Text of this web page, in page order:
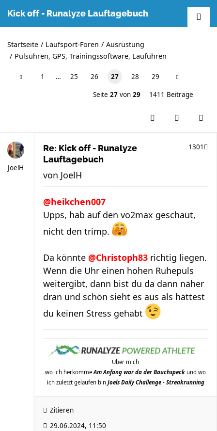
Kick off - Runalyze Lauftagebuch
Startseite Laufsport-Foren
Ausrüstung
Pulsuhren, GPS, Trainingssoftware, Laufuhren
1 … 25 26 27 28 29
Seite 27 von 29 1411 Beiträge
JoelH
Re: Kick off - Runalyze
Lauftagebuch
1301
von JoelH
@heikchen007
Upps, hab auf den vo2max geschaut,
nicht den trimp.
Da könnte @Christoph83 richtig liegen.
Wenn die Uhr einen hohen Ruhepuls
weitergibt, dann bist du da dann näher
dran und schön sieht es aus als hättest
du keinen Stress gehabt
Über mich
wo ich herkommeAm Anfang war da der Bauchspeck und wo
ich zuletzt gelaufen bin Joels Daily Challenge - Streakrunning
Zitieren
29.06.2024, 11:50